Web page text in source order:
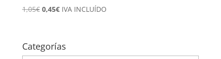
1,05€ El
1,05€.
0,45€El
0,45€.
IVA INCLUÍDO
Categorías